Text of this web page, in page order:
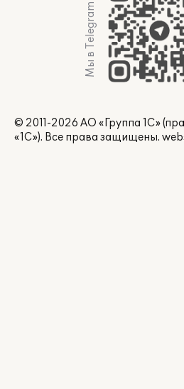
Мы в Telegram
© 2011-2026 АО «Группа 1С»
«1С»). Все права защищены.